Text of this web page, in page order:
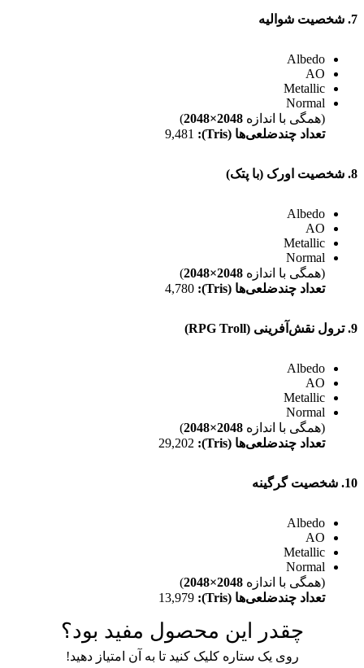
7. شخصیت شوالیه
Albedo
AO
Metallic
Normal
(همگی با اندازه 2048×2048
)
تعداد چندضلعی‌ها (Tris):
8. شخصیت اورک (با پتک)
Albedo
AO
Metallic
Normal
(همگی با اندازه 2048×2048
)
تعداد چندضلعی‌ها (Tris):
9. ترول نقش‌آفرینی (RPG Troll)
Albedo
AO
Metallic
Normal
(همگی با اندازه 2048×2048
)
تعداد چندضلعی‌ها (Tris):
10. شخصیت گرگینه
Albedo
AO
Metallic
Normal
(همگی با اندازه 2048×2048
)
تعداد چندضلعی‌ها (Tris):
چقدر این محصول مفید بود؟
روی یک ستاره کلیک کنید تا به آن امتیاز دهید!